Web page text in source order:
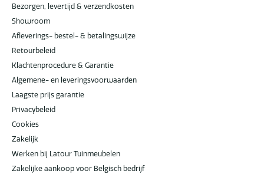
Bezorgen, levertijd & verzendkosten
Showroom
Afleverings- bestel- & betalingswijze
Retourbeleid
Klachtenprocedure & Garantie
Algemene- en leveringsvoorwaarden
Laagste prijs garantie
Privacybeleid
Cookies
Zakelijk
Werken bij Latour Tuinmeubelen
Zakelijke aankoop voor Belgisch bedrijf